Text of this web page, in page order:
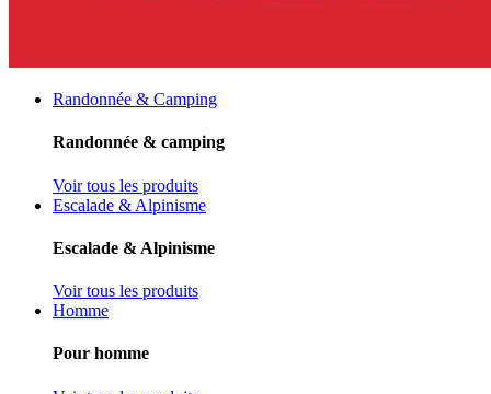
Randonnée & Camping
Randonnée & camping
Voir tous les produits
Escalade & Alpinisme
Escalade & Alpinisme
Voir tous les produits
Homme
Pour homme